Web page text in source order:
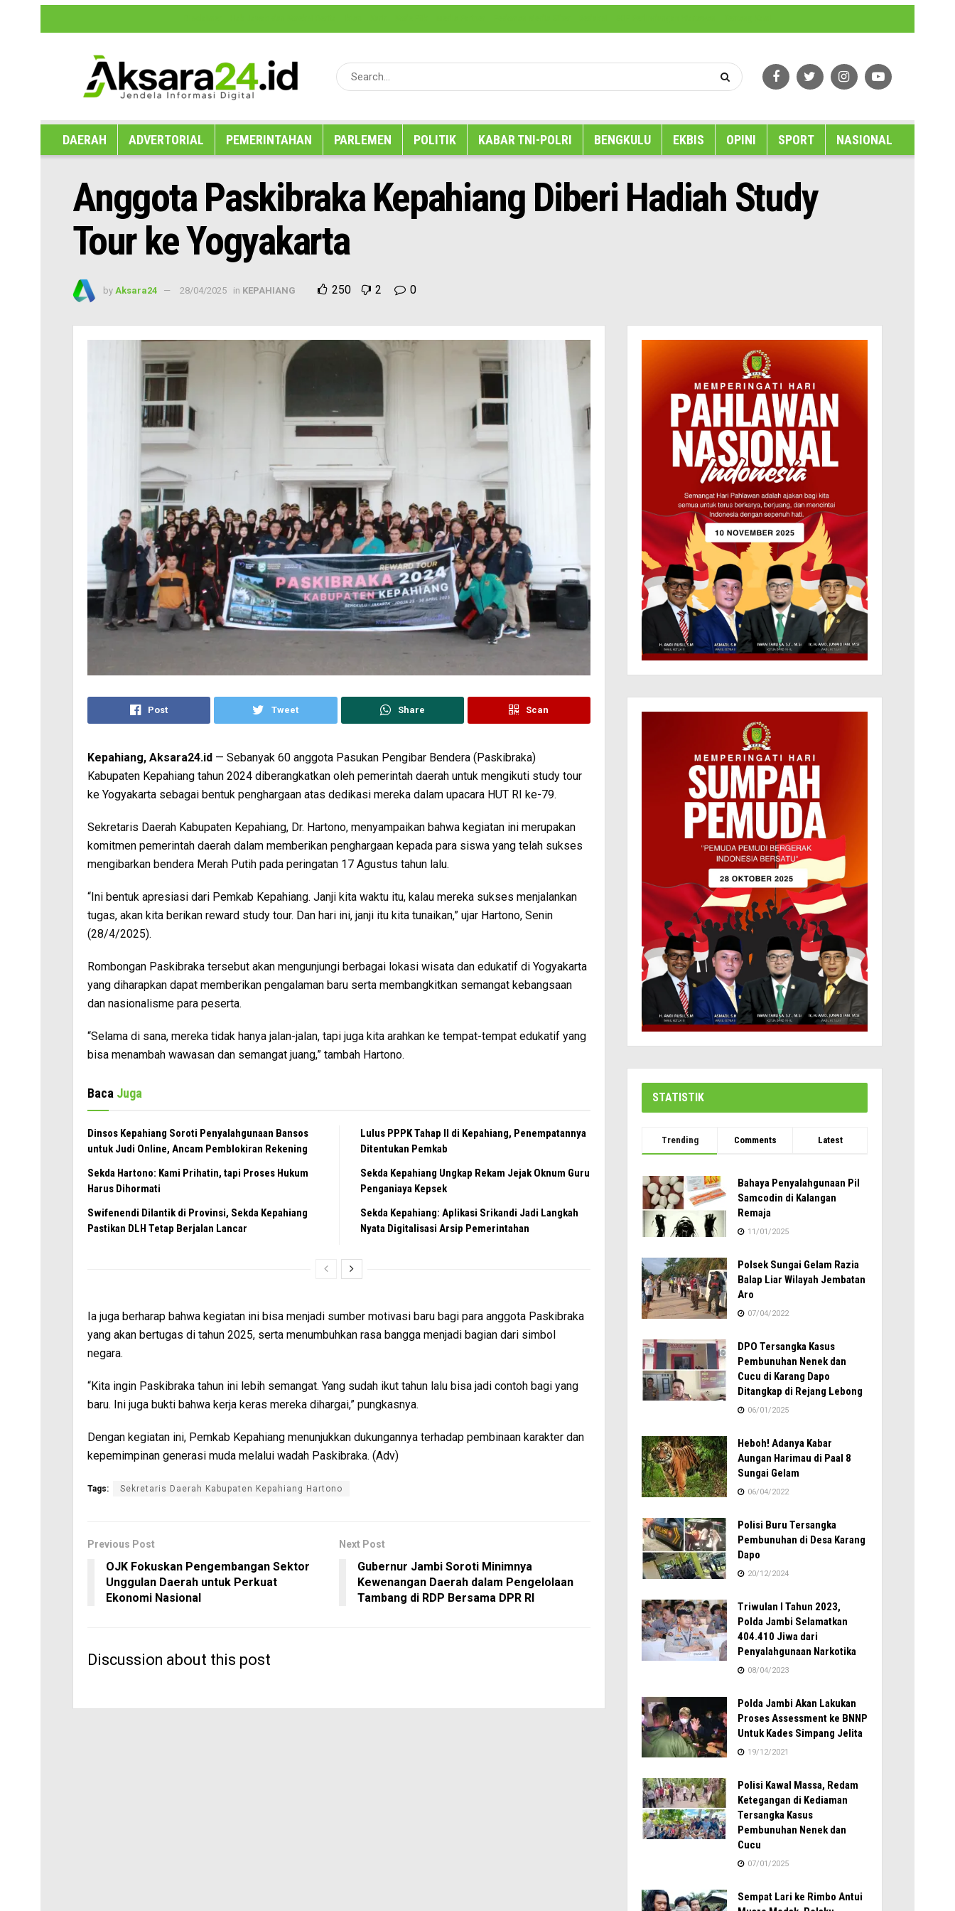
DAERAH ADVERTORIAL PEMERINTAHAN PARLEMEN POLITIK KABAR TNI-POLRI BENGKULU EKBIS OPINI SPORT NASIONAL
Anggota Paskibraka Kepahiang Diberi Hadiah Study
Tour ke Yogyakarta
by Aksara24 28/04/2025 in KEPAHIANG 250 2 0
Post Tweet Share Scan
Kepahiang, Aksara24.id — Sebanyak 60 anggota Pasukan Pengibar Bendera (Paskibraka)
Kabupaten Kepahiang tahun 2024 diberangkatkan oleh pemerintah daerah untuk mengikuti study tour
ke Yogyakarta sebagai bentuk penghargaan atas dedikasi mereka dalam upacara HUT RI ke-79.
Sekretaris Daerah Kabupaten Kepahiang, Dr. Hartono, menyampaikan bahwa kegiatan ini merupakan
komitmen pemerintah daerah dalam memberikan penghargaan kepada para siswa yang telah sukses
mengibarkan bendera Merah Putih pada peringatan 17 Agustus tahun lalu.
“Ini bentuk apresiasi dari Pemkab Kepahiang. Janji kita waktu itu, kalau mereka sukses menjalankan
tugas, akan kita berikan reward study tour. Dan hari ini, janji itu kita tunaikan,” ujar Hartono, Senin
(28/4/2025).
Rombongan Paskibraka tersebut akan mengunjungi berbagai lokasi wisata dan edukatif di Yogyakarta
yang diharapkan dapat memberikan pengalaman baru serta membangkitkan semangat kebangsaan
dan nasionalisme para peserta.
“Selama di sana, mereka tidak hanya jalan-jalan, tapi juga kita arahkan ke tempat-tempat edukatif yang
bisa menambah wawasan dan semangat juang,” tambah Hartono.
Baca Juga
Dinsos Kepahiang Soroti Penyalahgunaan Bansos
untuk Judi Online, Ancam Pemblokiran Rekening
Sekda Hartono: Kami Prihatin, tapi Proses Hukum
Harus Dihormati
Swifenendi Dilantik di Provinsi, Sekda Kepahiang
Pastikan DLH Tetap Berjalan Lancar
Lulus PPPK Tahap II di Kepahiang, Penempatannya
Ditentukan Pemkab
Sekda Kepahiang Ungkap Rekam Jejak Oknum Guru
Penganiaya Kepsek
Sekda Kepahiang: Aplikasi Srikandi Jadi Langkah
Nyata Digitalisasi Arsip Pemerintahan
Ia juga berharap bahwa kegiatan ini bisa menjadi sumber motivasi baru bagi para anggota Paskibraka
yang akan bertugas di tahun 2025, serta menumbuhkan rasa bangga menjadi bagian dari simbol
negara.
“Kita ingin Paskibraka tahun ini lebih semangat. Yang sudah ikut tahun lalu bisa jadi contoh bagi yang
baru. Ini juga bukti bahwa kerja keras mereka dihargai,” pungkasnya.
Dengan kegiatan ini, Pemkab Kepahiang menunjukkan dukungannya terhadap pembinaan karakter dan
kepemimpinan generasi muda melalui wadah Paskibraka. (Adv)
Tags: Sekretaris Daerah Kabupaten Kepahiang Hartono
Previous Post
OJK Fokuskan Pengembangan Sektor
Unggulan Daerah untuk Perkuat
Ekonomi Nasional
Next Post
Gubernur Jambi Soroti Minimnya
Kewenangan Daerah dalam Pengelolaan
Tambang di RDP Bersama DPR RI
Discussion about this post
STATISTIK
Trending Comments Latest
Bahaya Penyalahgunaan Pil
Samcodin di Kalangan
Remaja
11/01/2025
Polsek Sungai Gelam Razia
Balap Liar Wilayah Jembatan
Aro
07/04/2022
DPO Tersangka Kasus
Pembunuhan Nenek dan
Cucu di Karang Dapo
Ditangkap di Rejang Lebong
06/01/2025
Heboh! Adanya Kabar
Aungan Harimau di Paal 8
Sungai Gelam
06/04/2022
Polisi Buru Tersangka
Pembunuhan di Desa Karang
Dapo
20/12/2024
Triwulan I Tahun 2023,
Polda Jambi Selamatkan
404.410 Jiwa dari
Penyalahgunaan Narkotika
08/04/2023
Polda Jambi Akan Lakukan
Proses Assessment ke BNNP
Untuk Kades Simpang Jelita
19/12/2021
Polisi Kawal Massa, Redam
Ketegangan di Kediaman
Tersangka Kasus
Pembunuhan Nenek dan
Cucu
07/01/2025
Sempat Lari ke Rimbo Antui